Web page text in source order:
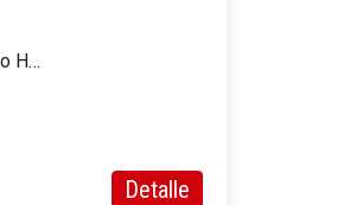
Local comercial en alquiler ubicado en Palermo Hollywood
Detalle